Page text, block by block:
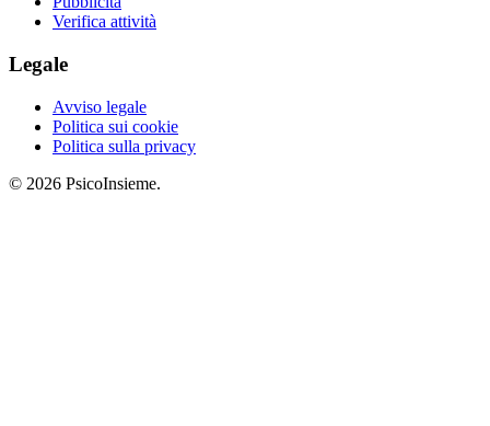
Verifica attività
Legale
Avviso legale
Politica sui cookie
Politica sulla privacy
© 2026 PsicoInsieme.